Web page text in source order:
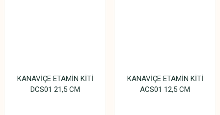
KANAVİÇE ETAMİN KİTİ
DCS01 21,5 CM
KANAVİÇE ETAMİN KİTİ
ACS01 12,5 CM